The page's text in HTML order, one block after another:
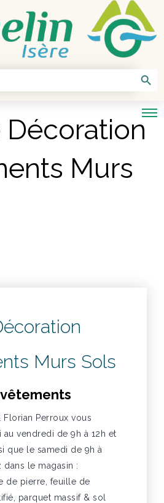
Search Button
Décoration
Murs
Murs Sols
Florian Perroux vous
vendredi de 9h à 12h et
que le samedi de 9h à
dans le magasin :
de pierre, feuille de
parquet massif & sol